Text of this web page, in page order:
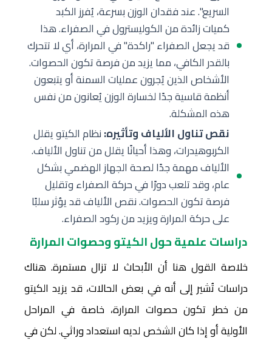
السريع". عند فقدان الوزن بسرعة، يُفرز الكبد
كميات زائدة من الكوليسترول في الصفراء. هذا
قد يجعل الصفراء "راكدة" في المرارة، أي لا تتحرك
بالقدر الكافي، مما يزيد من فرصة تكون الحصوات.
الأشخاص الذين يُجرون عمليات السمنة أو يتبعون
أنظمة قاسية جدًا لخسارة الوزن يُعانون من نفس
هذه المشكلة.
نقص تناول الألياف وتأثيره:نظام الكيتو يقلل
الكربوهيدرات، وهذا أحيانًا يقلل من تناول الألياف.
الألياف مهمة جدًا لصحة الجهاز الهضمي بشكل
عام، وقد تلعب دورًا في حركة الصفراء وتقليل
فرصة تكون الحصوات. نقص الألياف قد يؤثر سلبًا
على حركة المرارة ويزيد من ركود الصفراء.
دراسات علمية حول الكيتو وحصوات المرارة
خلاصة القول هنا أن الأبحاث لا تزال مستمرة. هناك
دراسات تُشير إلى أنه في بعض الحالات، قد يزيد الكيتو
من خطر تكون حصوات المرارة، خاصة في المراحل
الأولية أو إذا كان الشخص لديه استعداد وراثي. لكن في